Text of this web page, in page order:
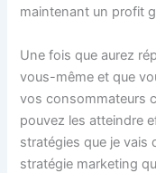
maintenant un profit
Une fois que aurez
vous-même et que
vos consommateurs
pouvez les atteindre
stratégies que je vais
stratégie marketing